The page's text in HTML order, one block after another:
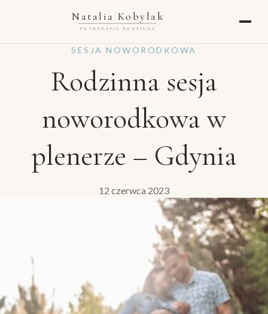
Natalia Kobylak
FOTOGRAFIA RODZINNA
SESJA NOWORODKOWA
Rodzinna sesja
noworodkowa w
plenerze – Gdynia
12 czerwca 2023